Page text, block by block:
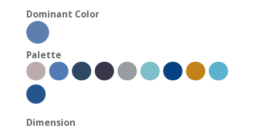
Dominant Color
Palette
Dimension